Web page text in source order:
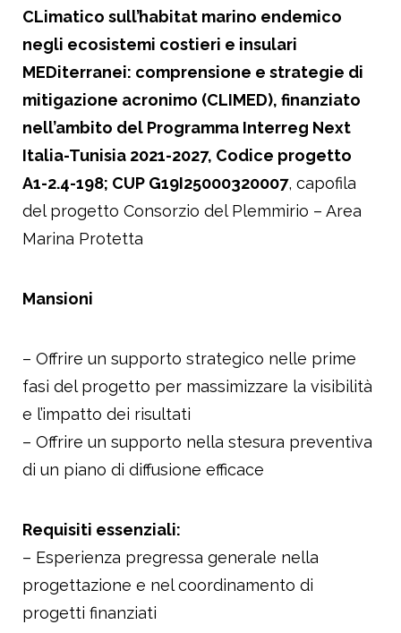
CLimatico sull’habitat marino endemico
negli ecosistemi costieri e insulari
MEDiterranei: comprensione e strategie di
mitigazione acronimo (CLIMED), finanziato
nell’ambito del Programma Interreg Next
Italia-Tunisia 2021-2027, Codice progetto
A1-2.4-198; CUP G19I25000320007, capofila
del progetto Consorzio del Plemmirio – Area
Marina Protetta
Mansioni
– Offrire un supporto strategico nelle prime
fasi del progetto per massimizzare la visibilità
e l’impatto dei risultati
– Offrire un supporto nella stesura preventiva
di un piano di diffusione efficace
Requisiti essenziali:
– Esperienza pregressa generale nella
progettazione e nel coordinamento di
progetti finanziati